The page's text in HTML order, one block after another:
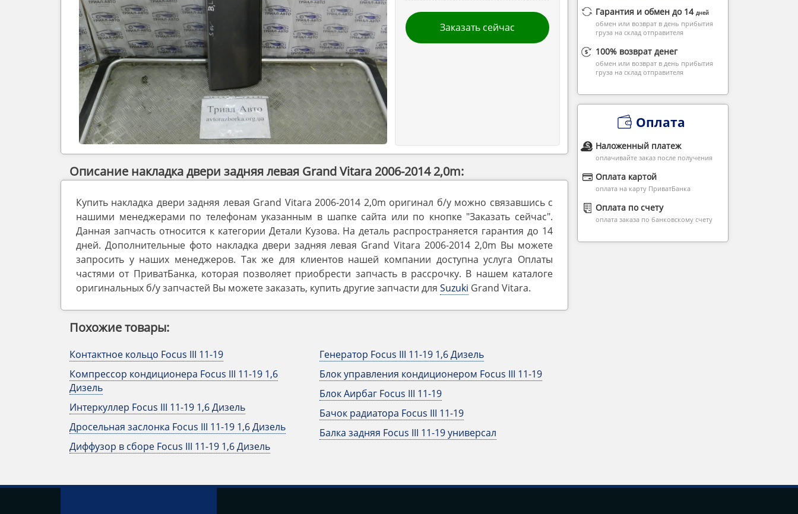
Заказать сейчас
Описание накладка двери задняя левая Grand Vitara 2006-2014 2,0m:
Купить накладка двери задняя левая Grand Vitara 2006-2014 2,0m оригинал б/у можно связавшись с
нашими менеджерами по телефонам указанным в шапке сайта или по кнопке "Заказать сейчас".
Данная запчасть относится к категории Детали Кузова. На деталь распространяется гарантия до 14
дней. Дополнительные фото накладка двери задняя левая Grand Vitara 2006-2014 2,0m Вы можете
запросить у наших менеджеров. Так же для клиентов нашей компании доступна услуга Оплаты
частями от ПриватБанка, которая позволяет приобрести запчасть в рассрочку. В нашем каталоге
оригинальных б/у запчастей Вы можете заказать, купить другие запчасти для Suzuki Grand Vitara.
Похожие товары:
Контактное кольцо Focus III 11-19
Компрессор кондиционера Focus III 11-19 1,6
Дизель
Интеркуллер Focus III 11-19 1,6 Дизель
Дросельная заслонка Focus III 11-19 1,6 Дизель
Диффузор в сборе Focus III 11-19 1,6 Дизель
Генератор Focus III 11-19 1,6 Дизель
Блок управления кондиционером Focus III 11-19
Блок Аирбаг Focus III 11-19
Бачок радиатора Focus III 11-19
Балка задняя Focus III 11-19 универсал
Гарантия и обмен до 14 дней
обмен или возврат в день прибытия
груза на склад отправителя
100% возврат денег
обмен или возврат в день прибытия
груза на склад отправителя
Оплата
Наложенный платеж
оплачивайте заказ после получения
Оплата картой
оплата на карту ПриватБанка
Оплата по счету
оплата заказа по банковскому счету